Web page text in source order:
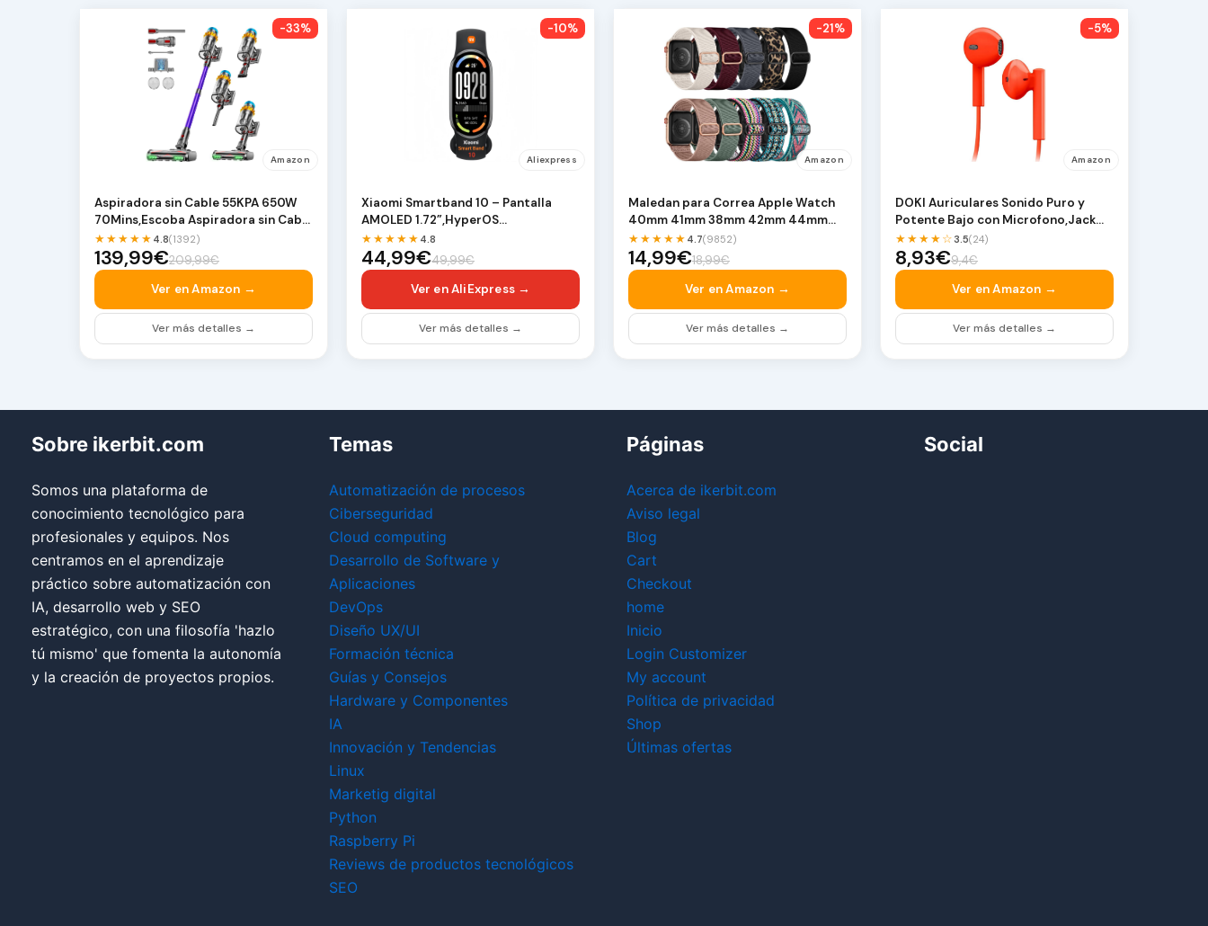
-33%
Amazon
Aspiradora sin Cable 55KPA 650W
70Mins,Escoba Aspiradora sin Cable
de 1,8 L, As…
★★★★★ 4.8(1392)
139,99€209,99€
Ver en Amazon →
Ver más detalles →
-10%
Aliexpress
Xiaomi Smartband 10 – Pantalla
AMOLED 1.72”,HyperOS
2.0,Monitorización Sa…
★★★★★ 4.8
44,99€49,99€
Ver en AliExpress →
Ver más detalles →
-21%
Amazon
Maledan para Correa Apple Watch
40mm 41mm 38mm 42mm 44mm
45mm 46mm 49mm | Corre…
★★★★★ 4.7(9852)
14,99€18,99€
Ver en Amazon →
Ver más detalles →
-5%
Amazon
DOKI Auriculares Sonido Puro y
Potente Bajo con Microfono,Jack
3.5mm (Rojo)
★★★★☆3.5(24)
8,93€9,4€
Ver en Amazon →
Ver más detalles →
Sobre ikerbit.com
Somos una plataforma de
conocimiento tecnológico para
profesionales y equipos. Nos
centramos en el aprendizaje
práctico sobre automatización con
IA, desarrollo web y SEO
estratégico, con una filosofía 'hazlo
tú mismo' que fomenta la autonomía
y la creación de proyectos propios.
Temas
Automatización de procesos
Ciberseguridad
Cloud computing
Desarrollo de Software y
Aplicaciones
DevOps
Diseño UX/UI
Formación técnica
Guías y Consejos
Hardware y Componentes
IA
Innovación y Tendencias
Linux
Marketig digital
Python
Raspberry Pi
Reviews de productos tecnológicos
SEO
Páginas
Acerca de ikerbit.com
Aviso legal
Blog
Cart
Checkout
home
Inicio
Login Customizer
My account
Política de privacidad
Shop
Últimas ofertas
Social